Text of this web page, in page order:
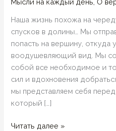
Наша жизнь похожа на
спусков в долины… Мы
попасть на вершину, откуда
воодушевляющий вид. Мы
собой все необходимое и
сил и вдохновения
мы представляем себя
который […]
Наш
Читать далее »